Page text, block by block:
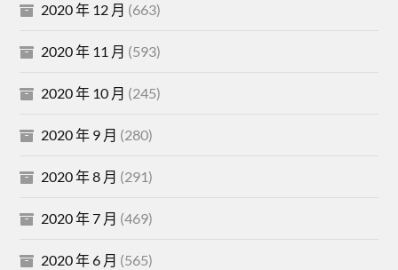
2020 年 12 月 (663)
2020 年 11 月 (593)
2020 年 10 月 (245)
2020 年 9 月 (280)
2020 年 8 月 (291)
2020 年 7 月 (469)
2020 年 6 月 (565)